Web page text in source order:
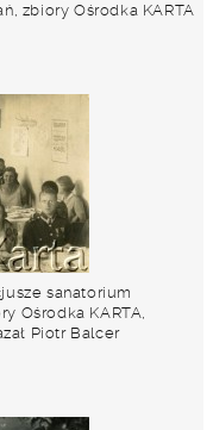
zbiory Ośrodka KARTA
sanatorium
Ośrodka KARTA,
Piotr Balcer